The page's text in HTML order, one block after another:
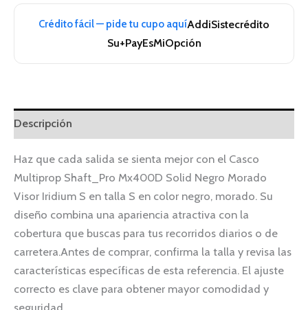
Crédito fácil — pide tu cupo aquíAddiSistecrédito
Su+PayEsMiOpción
Descripción
Haz que cada salida se sienta mejor con el Casco
Multiprop Shaft_Pro Mx400D Solid Negro Morado
Visor Iridium S en talla S en color negro, morado. Su
diseño combina una apariencia atractiva con la
cobertura que buscas para tus recorridos diarios o de
carretera.Antes de comprar, confirma la talla y revisa las
características específicas de esta referencia. El ajuste
correcto es clave para obtener mayor comodidad y